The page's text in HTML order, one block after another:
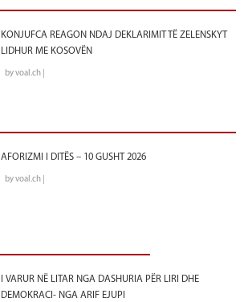
KONJUFCA REAGON NDAJ DEKLARIMIT TË ZELENSKYT
LIDHUR ME KOSOVËN
by voal.ch |
AFORIZMI I DITËS – 10 GUSHT 2026
by voal.ch |
I VARUR NË LITAR NGA DASHURIA PËR LIRI DHE
DEMOKRACI- NGA ARIF EJUPI